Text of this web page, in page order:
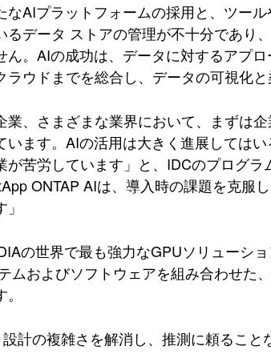
なAIプラットフォームの採用と、ツー
るデータ ストアの管理が不十分であり
ん。AIの成功は、データに対するアプ
ラウドまでを総合し、データの可視化
業、さまざまな業界において、まずは
います。AIの活用は大きく進展しては
が苦労しています」と、IDCのプログ
ONTAP AIは、導入時の課題を克
の世界で最も強力なGPUソリューシ
ムおよびソフトウェアを組み合わせた
設計の複雑さを解消し、推測に頼るこ